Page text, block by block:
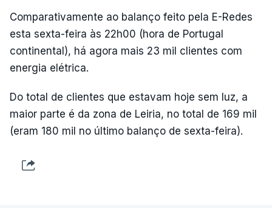
Comparativamente ao balanço feito pela E-Redes
esta sexta-feira às 22h00 (hora de Portugal
continental), há agora mais 23 mil clientes com
energia elétrica.
Do total de clientes que estavam hoje sem luz, a
maior parte é da zona de Leiria, no total de 169 mil
(eram 180 mil no último balanço de sexta-feira).